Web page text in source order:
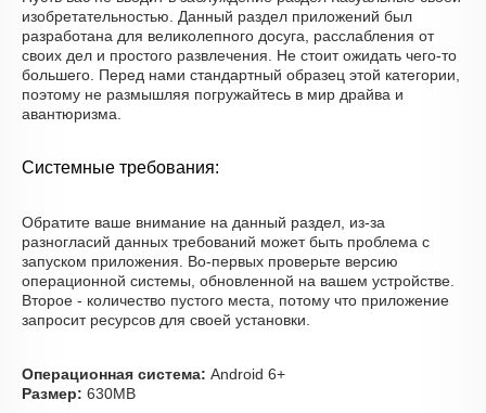
изобретательностью. Данный раздел приложений был
разработана для великолепного досуга, расслабления от
своих дел и простого развлечения. Не стоит ожидать чего-то
большего. Перед нами стандартный образец этой категории,
поэтому не размышляя погружайтесь в мир драйва и
авантюризма.
Системные требования:
Обратите ваше внимание на данный раздел, из-за
разногласий данных требований может быть проблема с
запуском приложения. Во-первых проверьте версию
операционной системы, обновленной на вашем устройстве.
Второе - количество пустого места, потому что приложение
запросит ресурсов для своей установки.
Операционная система: Android 6+
Размер: 630MB